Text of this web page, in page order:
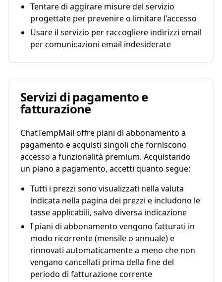
Tentare di aggirare misure del servizio
progettate per prevenire o limitare l'accesso
Usare il servizio per raccogliere indirizzi email
per comunicazioni email indesiderate
Servizi di pagamento e
fatturazione
ChatTempMail offre piani di abbonamento a
pagamento e acquisti singoli che forniscono
accesso a funzionalità premium. Acquistando
un piano a pagamento, accetti quanto segue:
Tutti i prezzi sono visualizzati nella valuta
indicata nella pagina dei prezzi e includono le
tasse applicabili, salvo diversa indicazione
I piani di abbonamento vengono fatturati in
modo ricorrente (mensile o annuale) e
rinnovati automaticamente a meno che non
vengano cancellati prima della fine del
periodo di fatturazione corrente